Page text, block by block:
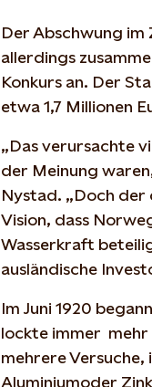
Der Abschwung im
allerdings
Konkurs an. Der
etwa 1,7 Millionen
„Das verursachte
der Meinung
Nystad. „Doch
Vision, dass
Wasserkraft
ausländische
Im Juni 1920
lockte immer mehr
mehrere Versuche,
Aluminiumoder